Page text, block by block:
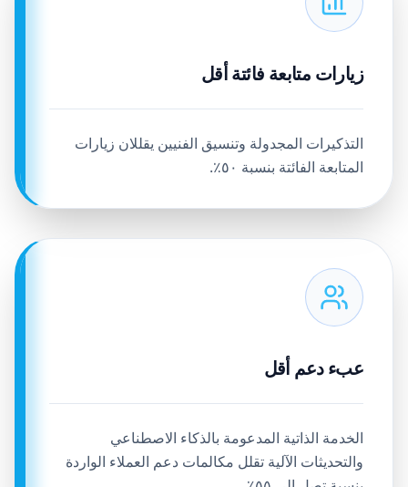
زيارات متابعة فائتة أقل
التذكيرات المجدولة وتنسيق الفنيين يقللان زيارات
المتابعة الفائتة بنسبة ٥٠٪.
عبء دعم أقل
الخدمة الذاتية المدعومة بالذكاء الاصطناعي
والتحديثات الآلية تقلل مكالمات دعم العملاء الواردة